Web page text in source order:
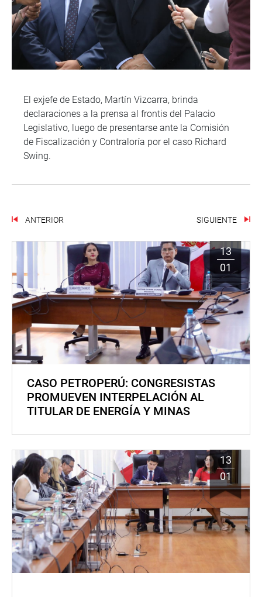
El exjefe de Estado, Martín Vizcarra, brinda
declaraciones a la prensa al frontis del Palacio
Legislativo, luego de presentarse ante la Comisión
de Fiscalización y Contraloría por el caso Richard
Swing.
ANTERIOR SIGUIENTE
13
01
CASO PETROPERÚ: CONGRESISTAS
PROMUEVEN INTERPELACIÓN AL
TITULAR DE ENERGÍA Y MINAS
13
01